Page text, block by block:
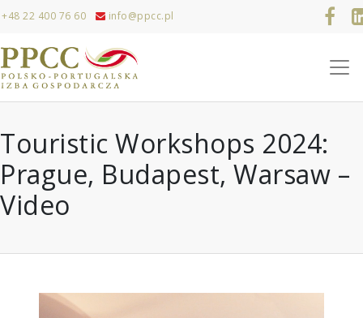
22 400 76 60 info@ppcc.pl
Touristic Workshops 2024:
Prague, Budapest, Warsaw –
Video
Odtwarzacz